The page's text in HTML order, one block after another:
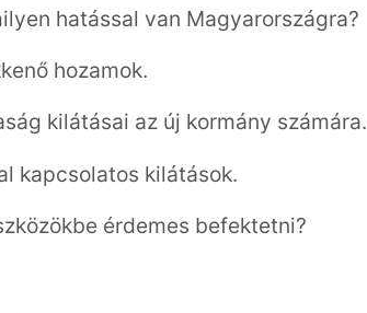
hatással van Magyarországra?
hozamok.
kilátásai az új kormány számára.
kapcsolatos kilátások.
érdemes befektetni?